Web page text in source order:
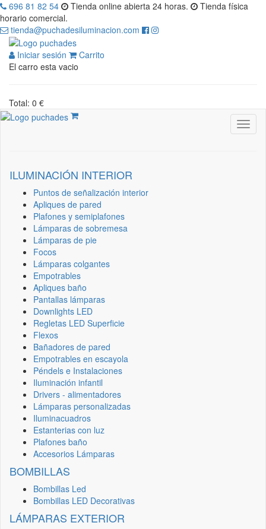
696 81 82 54 Tienda online abierta 24 horas.
Tienda física
horario comercial.
tienda@puchadesiluminacion.com
Iniciar sesión
Carrito
El carro esta vacio
Total: 0 €
ILUMINACIÓN INTERIOR
Puntos de señalización interior
Apliques de pared
Plafones y semiplafones
Lámparas de sobremesa
Lámparas de pie
Focos
Lámparas colgantes
Empotrables
Apliques baño
Pantallas lámparas
Downlights LED
Regletas LED Superficie
Flexos
Bañadores de pared
Empotrables en escayola
Péndels e Instalaciones
Iluminación infantil
Drivers - alimentadores
Lámparas personalizadas
Iluminacuadros
Estanterias con luz
Plafones baño
Accesorios Lámparas
BOMBILLAS
Bombillas Led
Bombillas LED Decorativas
LÁMPARAS EXTERIOR